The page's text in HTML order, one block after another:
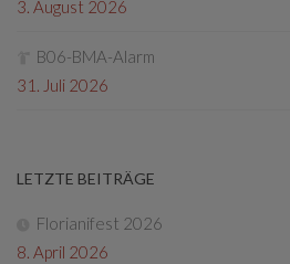
3. August 2026
B06-BMA-Alarm
31. Juli 2026
LETZTE BEITRÄGE
Florianifest 2026
8. April 2026